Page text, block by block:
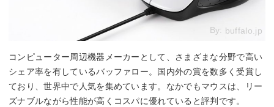
By: buffalo.jp
コンピューター周辺機器メーカーとして、さまざまな分野で高い
シェア率を有しているバッファロー。国内外の賞を数多く受賞し
ており、世界中で人気を集めています。なかでもマウスは、リー
ズナブルながら性能が高くコスパに優れていると評判です。